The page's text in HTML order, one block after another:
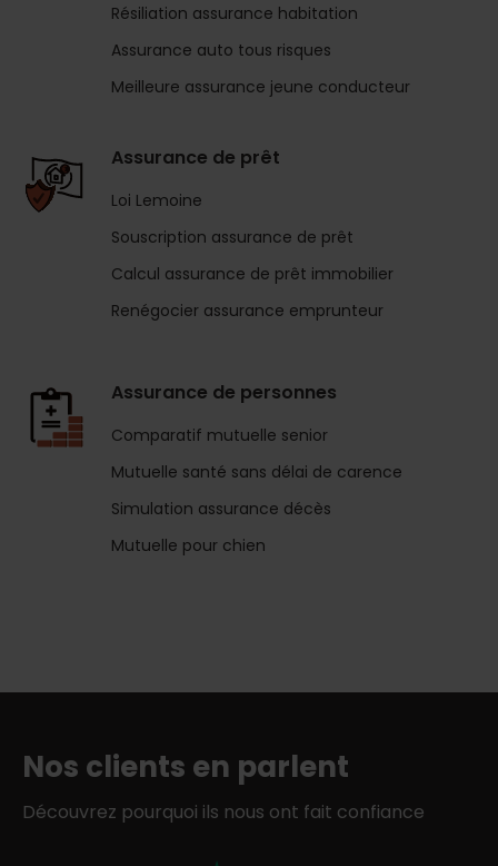
Résiliation assurance habitation
Assurance auto tous risques
Meilleure assurance jeune conducteur
Assurance de prêt
Loi Lemoine
Souscription assurance de prêt
Calcul assurance de prêt immobilier
Renégocier assurance emprunteur
Assurance de personnes
Comparatif mutuelle senior
Mutuelle santé sans délai de carence
Simulation assurance décès
Mutuelle pour chien
Nos clients en parlent
Découvrez pourquoi ils nous ont fait confiance